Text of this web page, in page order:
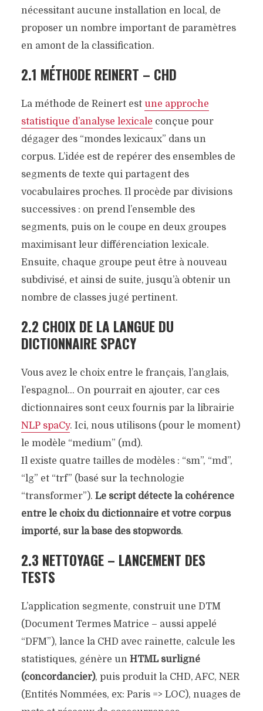
nécessitant aucune installation en local, de
proposer un nombre important de paramètres
en amont de la classification.
2.1 MÉTHODE REINERT – CHD
La méthode de Reinert est une approche
statistique d’analyse lexicale conçue pour
dégager des “mondes lexicaux” dans un
corpus. L’idée est de repérer des ensembles de
segments de texte qui partagent des
vocabulaires proches. Il procède par divisions
successives : on prend l’ensemble des
segments, puis on le coupe en deux groupes
maximisant leur différenciation lexicale.
Ensuite, chaque groupe peut être à nouveau
subdivisé, et ainsi de suite, jusqu’à obtenir un
nombre de classes jugé pertinent.
2.2 CHOIX DE LA LANGUE DU
DICTIONNAIRE SPACY
Vous avez le choix entre le français, l’anglais,
l’espagnol… On pourrait en ajouter, car ces
dictionnaires sont ceux fournis par la librairie
NLP spaCy. Ici, nous utilisons (pour le moment)
le modèle “medium” (md).
Il existe quatre tailles de modèles : “sm”, “md”,
“lg” et “trf” (basé sur la technologie
“transformer”). Le script détecte la cohérence
entre le choix du dictionnaire et votre corpus
importé, sur la base des stopwords.
2.3 NETTOYAGE – LANCEMENT DES
TESTS
L’application segmente, construit une DTM
(Document Termes Matrice – aussi appelé
“DFM”), lance la CHD avec rainette, calcule les
statistiques, génère un HTML surligné
(concordancier), puis produit la CHD, AFC, NER
(Entités Nommées, ex: Paris => LOC), nuages de